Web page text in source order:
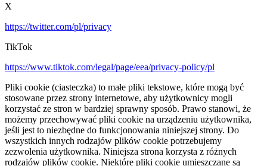
X
https://twitter.com/pl/privacy
TikTok
https://www.tiktok.com/legal/page/eea/privacy-policy/pl
Pliki cookie (ciasteczka) to małe pliki tekstowe, które mogą być
stosowane przez strony internetowe, aby użytkownicy mogli
korzystać ze stron w bardziej sprawny sposób. Prawo stanowi, że
możemy przechowywać pliki cookie na urządzeniu użytkownika,
jeśli jest to niezbędne do funkcjonowania niniejszej strony. Do
wszystkich innych rodzajów plików cookie potrzebujemy
zezwolenia użytkownika. Niniejsza strona korzysta z różnych
rodzajów plików cookie. Niektóre pliki cookie umieszczane są